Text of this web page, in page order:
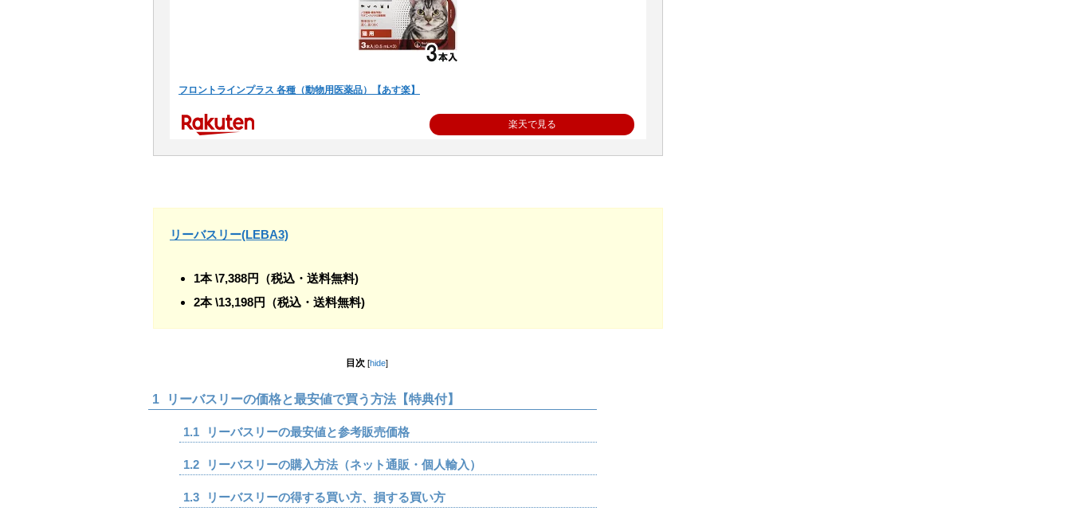
フロントラインプラス 各種（動物用医薬品）【あす楽】
楽天で見る
リーバスリー(LEBA3)
1本 \7,388円（税込・送料無料)
2本 \13,198円（税込・送料無料)
目次 [hide]
1 リーバスリーの価格と最安値で買う方法【特典付】
1.1 リーバスリーの最安値と参考販売価格
1.2 リーバスリーの購入方法（ネット通販・個人輸入）
1.3 リーバスリーの得する買い方、損する買い方